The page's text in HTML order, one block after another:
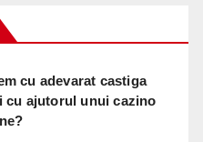
cu adevarat castiga
cu ajutorul unui cazino